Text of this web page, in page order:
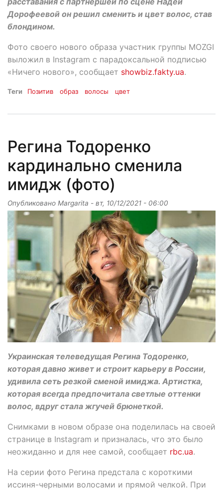
Дорофеевой он решил сменить и цвет волос, став
блондином.
Фото своего нового образа участник группы MOZGI
выложил в Instagram с парадоксальной подписью
«Ничего нового», сообщает showbiz.fakty.ua.
Теги Позитив образ волосы цвет
Регина Тодоренко
кардинально сменила
имидж (фото)
Опубликовано Margarita - вт, 10/12/2021 - 06:00
Украинская телеведущая Регина Тодоренко,
которая давно живет и строит карьеру в России,
удивила сеть резкой сменой имиджа. Артистка,
которая всегда предпочитала светлые оттенки
волос, вдруг стала жгучей брюнеткой.
Снимками в новом образе она поделилась на своей
странице в Instagram и призналась, что это было
неожиданно и для нее самой, сообщает rbc.ua.
На серии фото Регина предстала с короткими
иссиня-черными волосами и прямой челкой. При